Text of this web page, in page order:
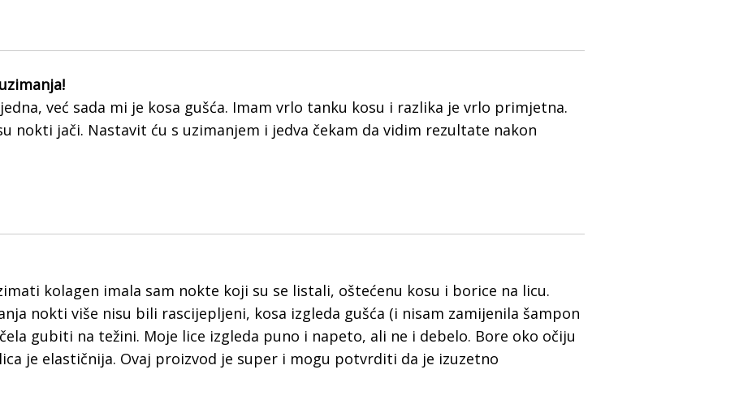
već sada mi je kosa gušća. Imam vrlo tanku kosu i razlika je vrlo primjetna.
nokti jači. Nastavit ću s uzimanjem i jedva čekam da vidim rezultate nakon
kolagen imala sam nokte koji su se listali, oštećenu kosu i borice na licu.
nokti više nisu bili rascijepljeni, kosa izgleda gušća (i nisam zamijenila šampon
gubiti na težini. Moje lice izgleda puno i napeto, ali ne i debelo. Bore oko očiju
je elastičnija. Ovaj proizvod je super i mogu potvrditi da je izuzetno